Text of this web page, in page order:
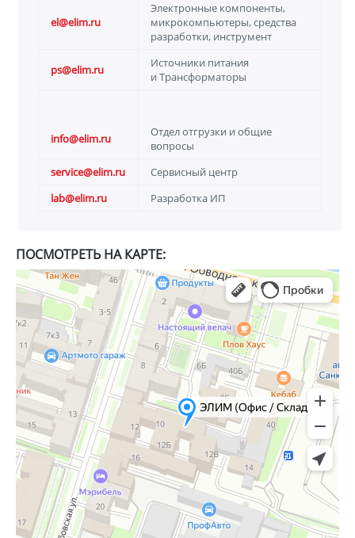
el@elim.ru
Электронные компоненты,
микрокомпьютеры, средства
разработки, инструмент
ps@elim.ru
Источники питания
и Трансформаторы
info@elim.ru
Отдел отгрузки и общие
вопросы
service@elim.ru
Cервисный центр
lab@elim.ru
Разработка ИП
ПОСМОТРЕТЬ НА КАРТЕ: